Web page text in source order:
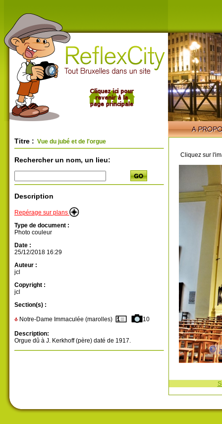
Titre : Vue du jubé et de l'orgue
Rechercher un nom, un lieu:
Description
Repérage sur plans
Type de document :
Photo couleur
Date :
25/12/2018 16:29
Auteur :
jcl
Copyright :
jcl
Section(s) :
Notre-Dame Immaculée (marolles) 10
Description:
Orgue dû à J. Kerkhoff (père) daté de 1917.
Cliquez sur